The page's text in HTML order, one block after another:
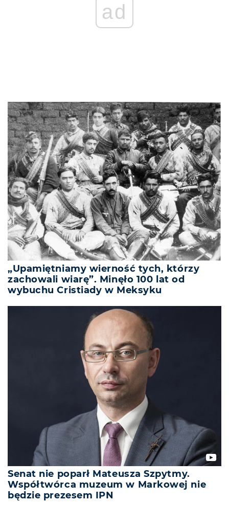
ad
„Upamiętniamy wierność tych, którzy
zachowali wiarę”. Minęło 100 lat od
wybuchu Cristiady w Meksyku
Senat nie poparł Mateusza Szpytmy.
Współtwórca muzeum w Markowej nie
będzie prezesem IPN